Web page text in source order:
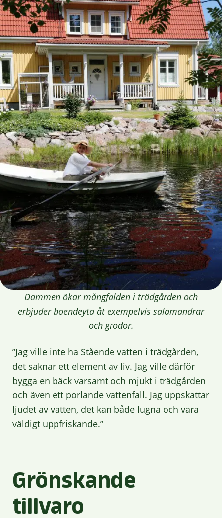
Dammen ökar mångfalden i trädgården och
erbjuder boendeyta åt exempelvis salamandrar
och grodor.
”Jag ville inte ha Stående vatten i trädgården,
det saknar ett element av liv. Jag ville därför
bygga en bäck varsamt och mjukt i trädgården
och även ett porlande vattenfall. Jag uppskattar
ljudet av vatten, det kan både lugna och vara
väldigt uppfriskande.”
Grönskande
tillvaro